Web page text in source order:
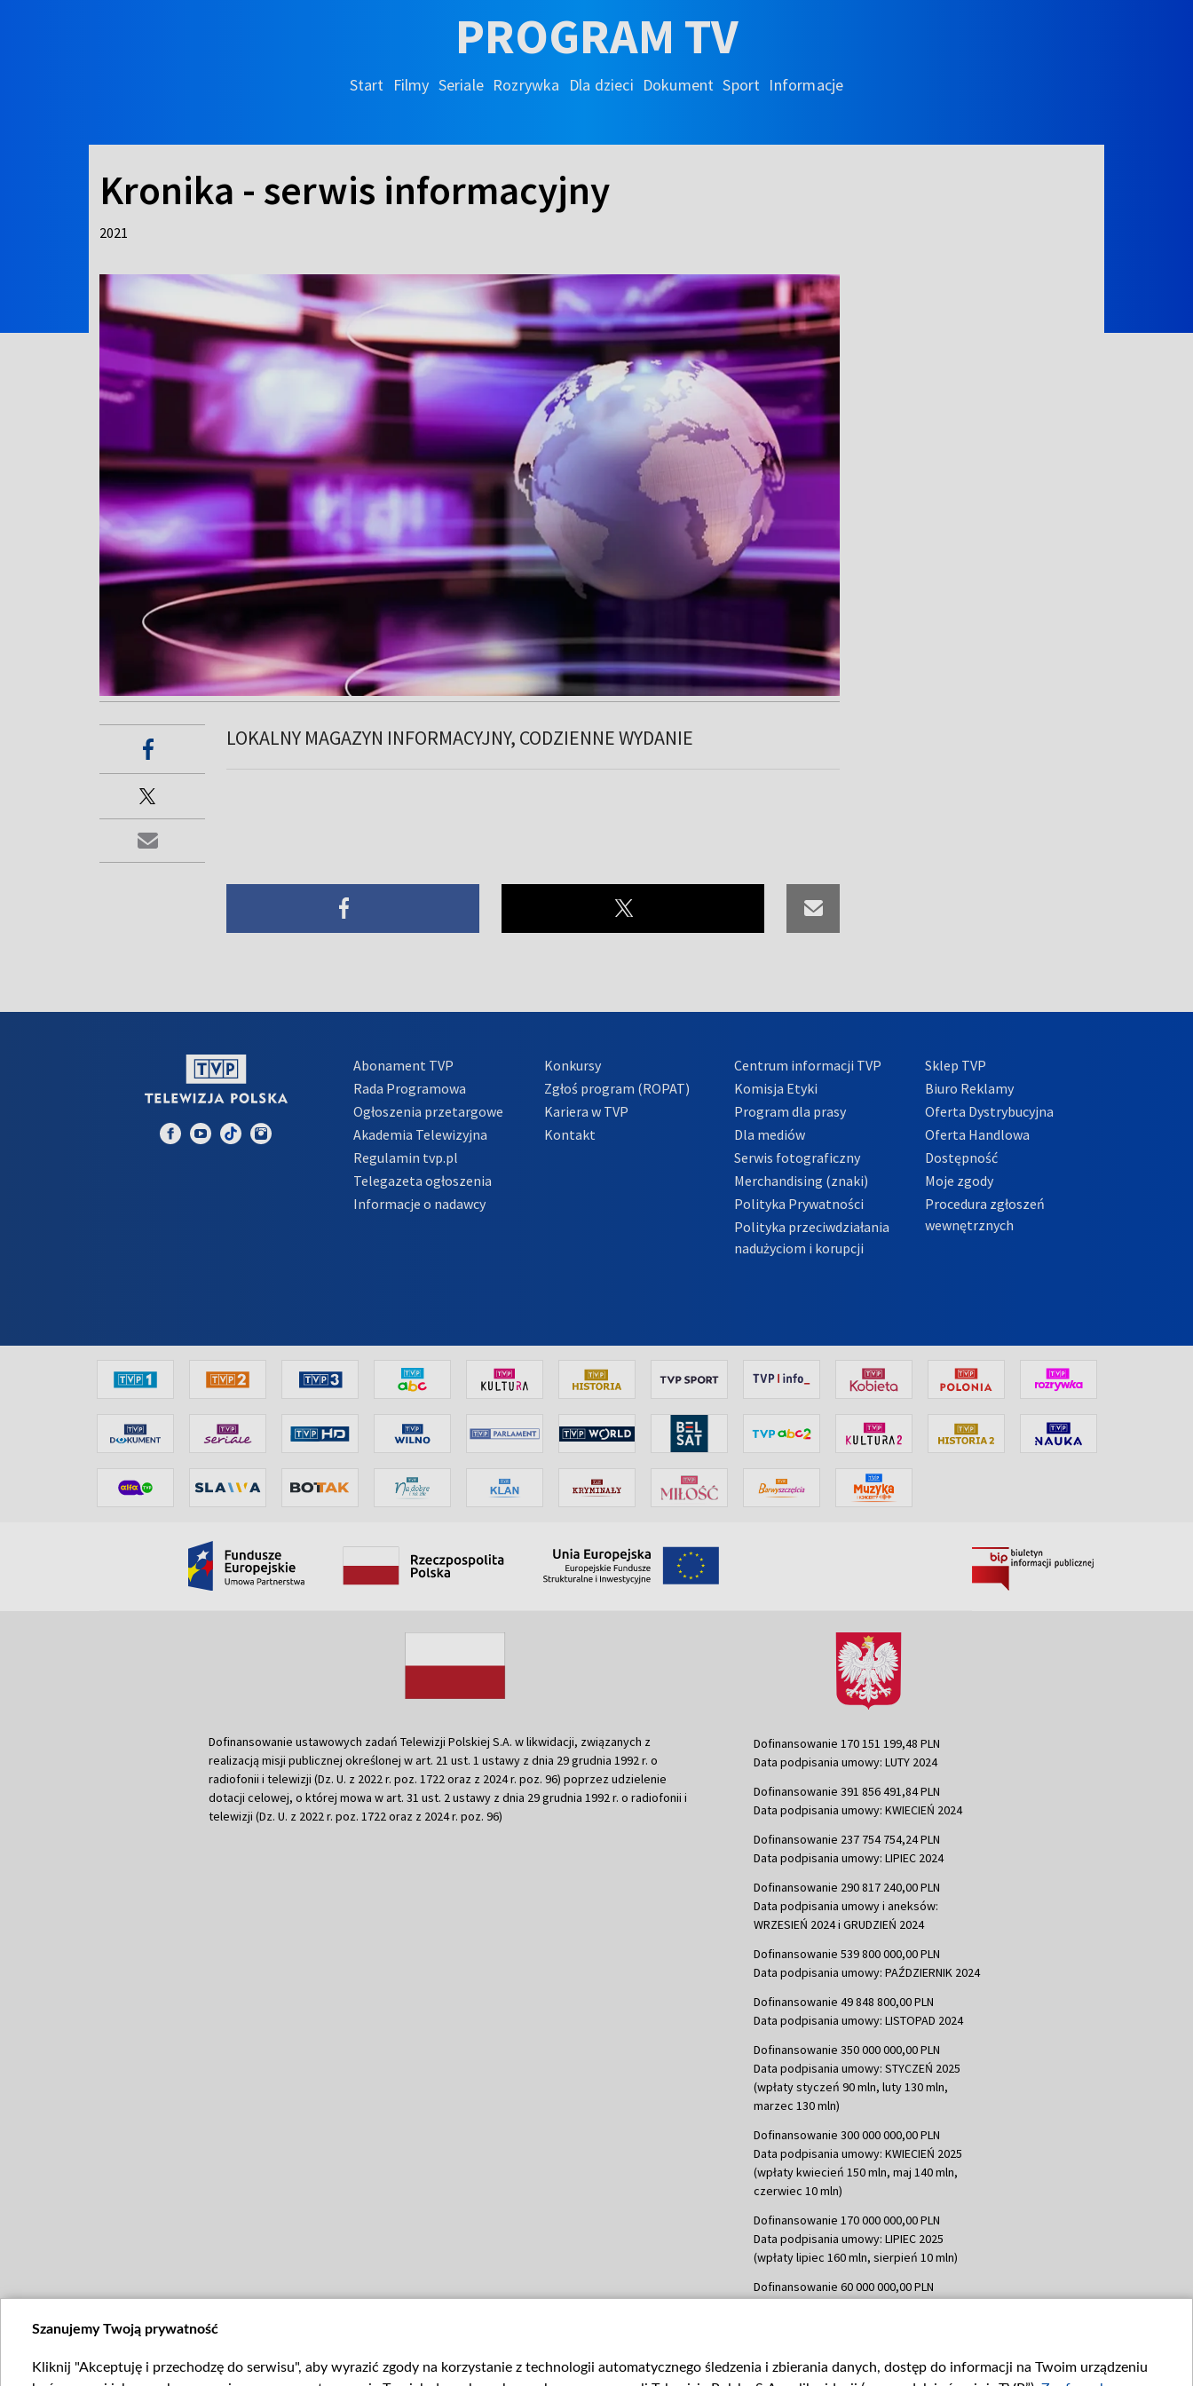
PROGRAM TV
Start Filmy Seriale Rozrywka Dla dzieci Dokument Sport Informacje
Kronika - serwis informacyjny
2021
LOKALNY MAGAZYN INFORMACYJNY, CODZIENNE WYDANIE
Abonament TVP
Rada Programowa
Ogłoszenia przetargowe
Akademia Telewizyjna
Regulamin tvp.pl
Telegazeta ogłoszenia
Informacje o nadawcy
Konkursy
Zgłoś program (ROPAT)
Kariera w TVP
Kontakt
Centrum informacji TVP
Komisja Etyki
Program dla prasy
Dla mediów
Serwis fotograficzny
Merchandising (znaki)
Polityka Prywatności
Polityka przeciwdziałania
nadużyciom i korupcji
Sklep TVP
Biuro Reklamy
Oferta Dystrybucyjna
Oferta Handlowa
Dostępność
Moje zgody
Procedura zgłoszeń
wewnętrznych
Dofinansowanie ustawowych zadań Telewizji Polskiej S.A. w likwidacji, związanych z
realizacją misji publicznej określonej w art. 21 ust. 1 ustawy z dnia 29 grudnia 1992 r. o
radiofonii i telewizji (Dz. U. z 2022 r. poz. 1722 oraz z 2024 r. poz. 96) poprzez udzielenie
dotacji celowej, o której mowa w art. 31 ust. 2 ustawy z dnia 29 grudnia 1992 r. o radiofonii i
telewizji (Dz. U. z 2022 r. poz. 1722 oraz z 2024 r. poz. 96)
Dofinansowanie 170 151 199,48 PLN
Data podpisania umowy: LUTY 2024
Dofinansowanie 391 856 491,84 PLN
Data podpisania umowy: KWIECIEŃ 2024
Dofinansowanie 237 754 754,24 PLN
Data podpisania umowy: LIPIEC 2024
Dofinansowanie 290 817 240,00 PLN
Data podpisania umowy i aneksów:
WRZESIEŃ 2024 i GRUDZIEŃ 2024
Dofinansowanie 539 800 000,00 PLN
Data podpisania umowy: PAŹDZIERNIK 2024
Dofinansowanie 49 848 800,00 PLN
Data podpisania umowy: LISTOPAD 2024
Dofinansowanie 350 000 000,00 PLN
Data podpisania umowy: STYCZEŃ 2025
(wpłaty styczeń 90 mln, luty 130 mln,
marzec 130 mln)
Dofinansowanie 300 000 000,00 PLN
Data podpisania umowy: KWIECIEŃ 2025
(wpłaty kwiecień 150 mln, maj 140 mln,
czerwiec 10 mln)
Dofinansowanie 170 000 000,00 PLN
Data podpisania umowy: LIPIEC 2025
(wpłaty lipiec 160 mln, sierpień 10 mln)
Dofinansowanie 60 000 000,00 PLN
Data podpisania umowy: WRZESIEŃ 2025
Szanujemy Twoją prywatność
Kliknij "Akceptuję i przechodzę do serwisu", aby wyrazić zgody na korzystanie z technologii automatycznego śledzenia i zbierania danych, dostęp do informacji na Twoim urządzeniu